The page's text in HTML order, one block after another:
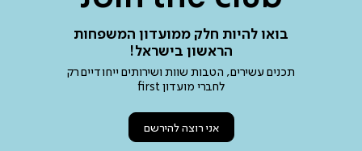
בואו להיות חלק ממועדון המשפחות
הראשון בישראל!
תכנים עשירים, הטבות שוות ושירותים ייחודיים רק
לחברי מועדון first
אני רוצה להירשם